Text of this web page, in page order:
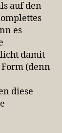
auf den
es
damit
(denn
diese